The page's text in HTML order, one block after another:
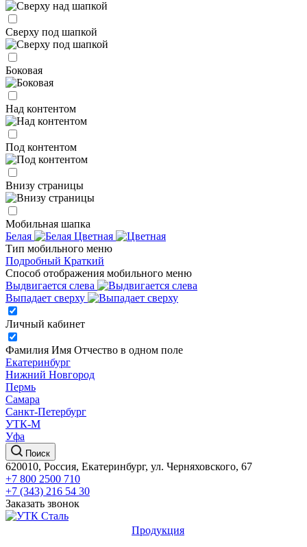
Сверху под шапкой
Боковая
Над контентом
Под контентом
Внизу страницы
Мобильная шапка
Белая
Цветная
Тип мобильного меню
Подробный Краткий
Способ отображения мобильного меню
Выдвигается слева
Выпадает сверху
Личный кабинет
Фамилия Имя Отчество в одном поле
Екатеринбург
Нижний Новгород
Пермь
Самара
Санкт-Петербург
УТК-М
Уфа
Поиск
620010, Россия, Екатеринбург, ул. Черняховского, 67
+7 800 2500 710
+7 (343) 216 54 30
Заказать звонок
Продукция